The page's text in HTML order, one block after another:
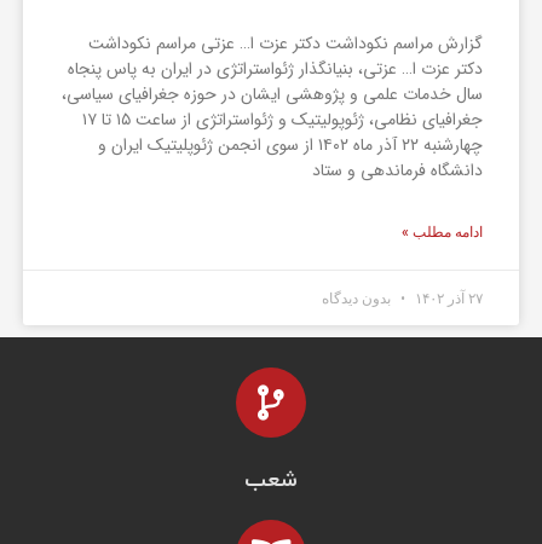
گزارش مراسم نکوداشت دکتر عزت ا… عزتی مراسم نکوداشت
دکتر عزت ا… عزتی، بنیانگذار ژئواستراتژی در ایران به پاس پنجاه
سال خدمات علمی و پژوهشی ایشان در حوزه جغرافیای سیاسی،
جغرافیای نظامی، ژئوپولیتیک و ژئواستراتژی از ساعت ۱۵ تا ۱۷
چهارشنبه ۲۲ آذر ماه ۱۴۰۲ از سوی انجمن ژئوپلیتیک ایران و
دانشگاه فرماندهی و ستاد
ادامه مطلب »
۲۷ آذر ۱۴۰۲ بدون دیدگاه
شعب